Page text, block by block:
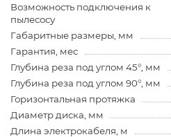
Возможность подключения к
пылесосу
Габаритные размеры, мм
Гарантия, мес
Глубина реза под углом 45°, мм
Глубина реза под углом 90°, мм
Горизонтальная протяжка
Диаметр диска, мм
Длина электрокабеля, м